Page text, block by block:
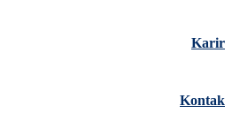
Karir
Kontak